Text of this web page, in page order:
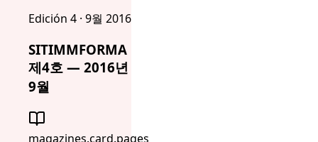
Edición 4 · 9월 2016
SITIMMFORMA
제4호 — 2016년
9월
magazines.card.pages